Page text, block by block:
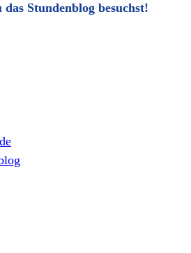
das Stundenblog besuchst!